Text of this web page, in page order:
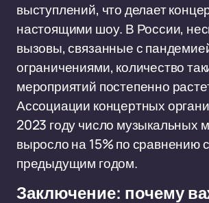
выступлений, что делает
настоящими шоу. В России,
вызовы, связанные с
ограничениями, количество
мероприятий постепенно
Ассоциации концертных
2023 году число музыкальных
выросло на 15% по сравнению с
предыдущим годом.
Заключение: почему